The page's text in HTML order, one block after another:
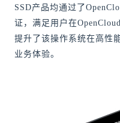
SSD产品均通过了
证，满足用户在
提升了该操作系统在高性
业务体验。